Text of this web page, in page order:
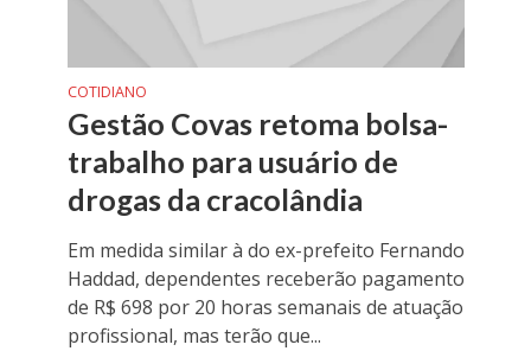
COTIDIANO
Gestão Covas retoma bolsa-
trabalho para usuário de
drogas da cracolândia
Em medida similar à do ex-prefeito Fernando
Haddad, dependentes receberão pagamento
de R$ 698 por 20 horas semanais de atuação
profissional, mas terão que...